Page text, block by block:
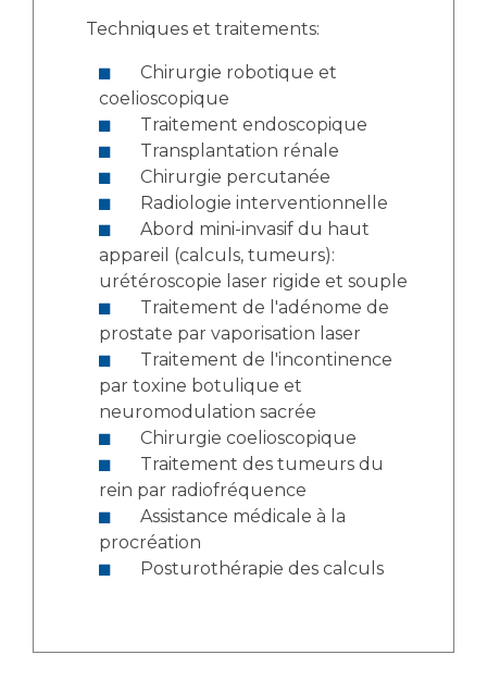
Techniques et traitements:
coelioscopique
Traitement endoscopique
Transplantation rénale
Chirurgie percutanée
Radiologie interventionnelle
appareil (calculs, tumeurs):
urétéroscopie laser rigide et souple
prostate par vaporisation laser
par toxine botulique et
neuromodulation sacrée
Chirurgie coelioscopique
rein par radiofréquence
procréation
Posturothérapie des calculs